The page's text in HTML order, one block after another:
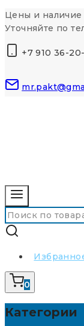
Перейти
к
Цены и наличие
Уточняйте по
+7 910 36-
Искать:
0
Категории